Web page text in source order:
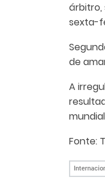
árbitro,
sexta-
de
A
Fonte: